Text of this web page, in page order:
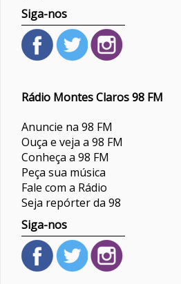
Siga-nos
Rádio Montes Claros 98 FM
Anuncie na 98 FM
Ouça e veja a 98 FM
Conheça a 98 FM
Peça sua música
Fale com a Rádio
Seja repórter da 98
Siga-nos